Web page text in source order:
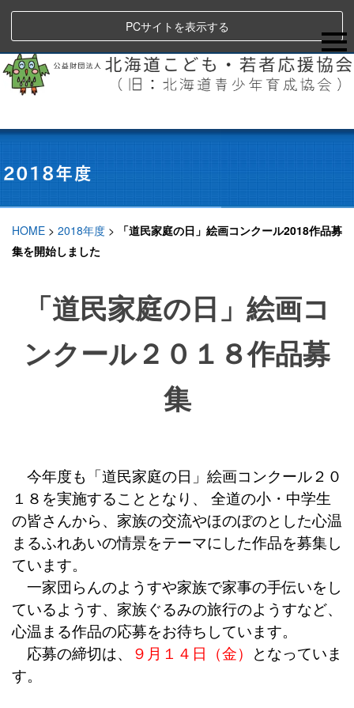
PCサイトを表示する
HOME > 2018年度 >
「道民家庭の日」絵画コンクール2018作品募
集を開始しました
「道民家庭の日」絵画コ
ンクール２０１８作品募
集
今年度も「道民家庭の日」絵画コンクール２０
１８を実施することとなり、 全道の小・中学生
の皆さんから、家族の交流やほのぼのとした心温
まるふれあいの情景をテーマにした作品を募集し
ています。
一家団らんのようすや家族で家事の手伝いをし
ているようす、家族ぐるみの旅行のようすなど、
心温まる作品の応募をお待ちしています。
応募の締切は、
９月１４日（金） となっていま
す。